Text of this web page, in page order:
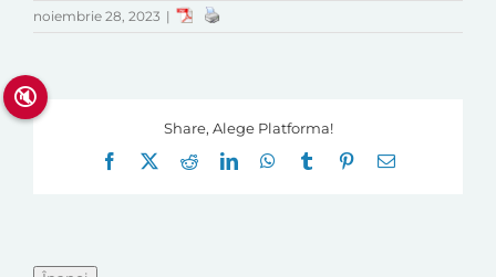
noiembrie 28, 2023 |
Share, Alege Platforma!
Facebook
RedditLinkedInWhatsApp
Tumblr Pinterest
E-
🔇